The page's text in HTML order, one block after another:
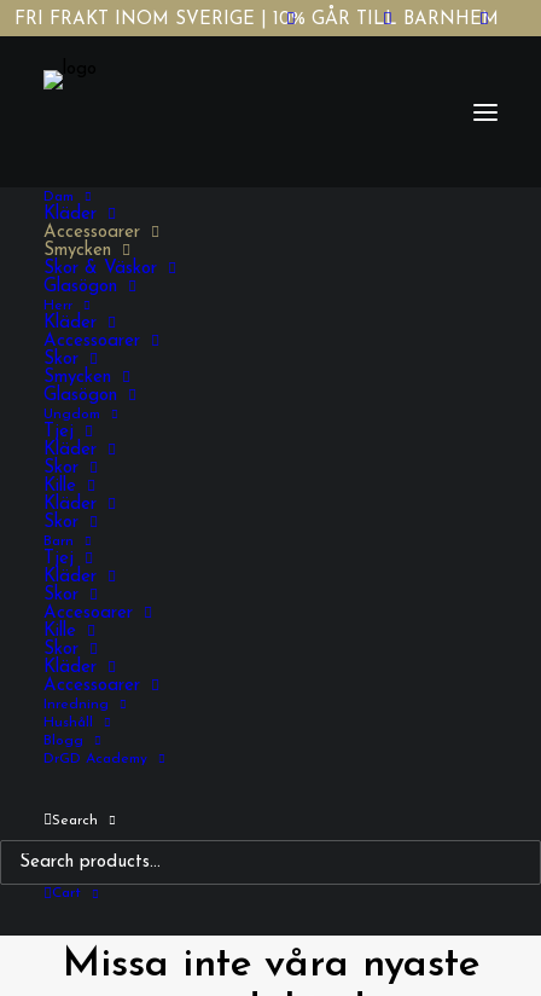
FRI FRAKT INOM SVERIGE | 10% GÅR TILL BARNHEM
Dam
Kläder
Accessoarer
Smycken
Skor & Väskor
Glasögon
Herr
Kläder
Accessoarer
Skor
Smycken
Glasögon
Ungdom
Tjej
Kläder
Skor
Kille
Kläder
Skor
Barn
Tjej
Kläder
Skor
Accesoarer
Kille
Skor
Kläder
Accessoarer
Inredning
Hushåll
Blogg
DrGD Academy
Search
Cart
Gold/Silver
978,00
Gold/Silver
mängd
PRODUKT BESKRIVNING
Missa inte våra nyaste